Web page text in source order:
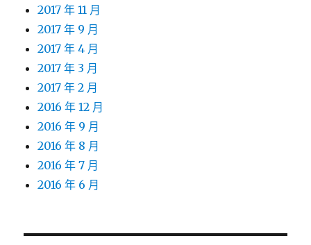
2017 年 11 月
2017 年 9 月
2017 年 4 月
2017 年 3 月
2017 年 2 月
2016 年 12 月
2016 年 9 月
2016 年 8 月
2016 年 7 月
2016 年 6 月